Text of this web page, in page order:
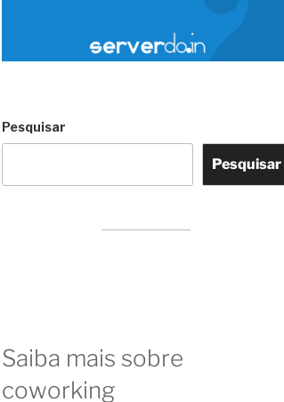
Pesquisar
Pesquisar
Saiba mais sobre
coworking